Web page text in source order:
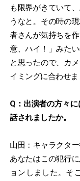
も限界がきていて
うなと。その時の
者さんが気持ちを
意、ハイ！」みた
と思ったので、カ
イミングに合わせま
Q：出演者の方々
話されましたか。
山田：キャラクタ
あなたはこの犯行
ョンしました。そ